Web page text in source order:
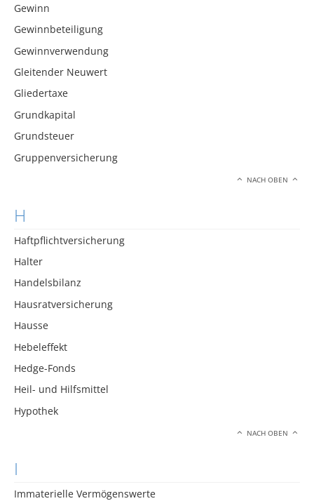
Gewinn
Gewinnbeteiligung
Gewinnverwendung
Gleitender Neuwert
Gliedertaxe
Grundkapital
Grundsteuer
Gruppenversicherung
NACH OBEN
H
Haftpflichtversicherung
Halter
Handelsbilanz
Hausratversicherung
Hausse
Hebeleffekt
Hedge-Fonds
Heil- und Hilfsmittel
Hypothek
NACH OBEN
I
Immaterielle Vermögenswerte